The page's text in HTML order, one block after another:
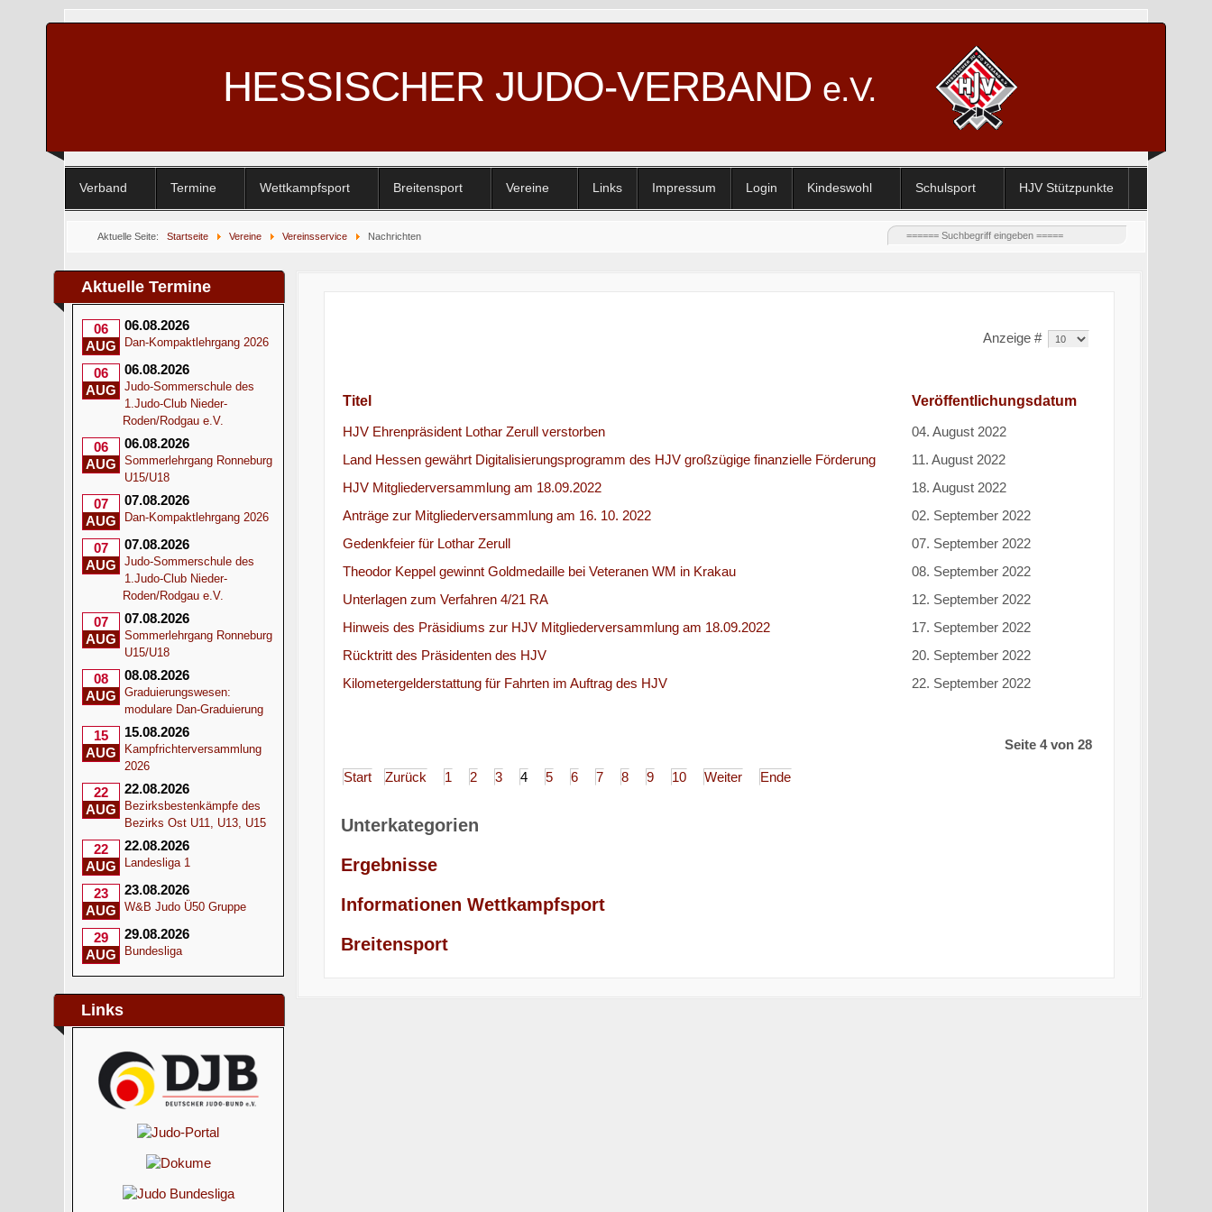
HESSISCHER JUDO-VERBAND e.V.
Verband Termine Wettkampfsport Breitensport Vereine Links Impressum Login Kindeswohl Schulsport HJV Stützpunkte
Aktuelle Seite:Startseite Vereine Vereinsservice Nachrichten
Aktuelle Termine
06
AUG
06.08.2026
Dan-Kompaktlehrgang 2026
06
AUG
06.08.2026
Judo-Sommerschule des
1.Judo-Club Nieder-
Roden/Rodgau e.V.
06
AUG
06.08.2026
Sommerlehrgang Ronneburg
U15/U18
07
AUG
07.08.2026
Dan-Kompaktlehrgang 2026
07
AUG
07.08.2026
Judo-Sommerschule des
1.Judo-Club Nieder-
Roden/Rodgau e.V.
07
AUG
07.08.2026
Sommerlehrgang Ronneburg
U15/U18
08
AUG
08.08.2026
Graduierungswesen:
modulare Dan-Graduierung
15
AUG
15.08.2026
Kampfrichterversammlung
2026
22
AUG
22.08.2026
Bezirksbestenkämpfe des
Bezirks Ost U11, U13, U15
22
AUG
22.08.2026
Landesliga 1
23
AUG
23.08.2026
W&B Judo Ü50 Gruppe
29
AUG
29.08.2026
Bundesliga
Links
Anzeige #
Titel
Veröffentlichungsdatum
HJV Ehrenpräsident Lothar Zerull verstorben
04. August 2022
Land Hessen gewährt Digitalisierungsprogramm des HJV großzügige finanzielle Förderung
11. August 2022
HJV Mitgliederversammlung am 18.09.2022
18. August 2022
Anträge zur Mitgliederversammlung am 16. 10. 2022
02. September 2022
Gedenkfeier für Lothar Zerull
07. September 2022
Theodor Keppel gewinnt Goldmedaille bei Veteranen WM in Krakau
08. September 2022
Unterlagen zum Verfahren 4/21 RA
12. September 2022
Hinweis des Präsidiums zur HJV Mitgliederversammlung am 18.09.2022
17. September 2022
Rücktritt des Präsidenten des HJV
20. September 2022
Kilometergelderstattung für Fahrten im Auftrag des HJV
22. September 2022
Seite 4 von 28
Start Zurück 1 2 3 4 5 6 7 8 9 10 Weiter Ende
Unterkategorien
Ergebnisse
Informationen Wettkampfsport
Breitensport